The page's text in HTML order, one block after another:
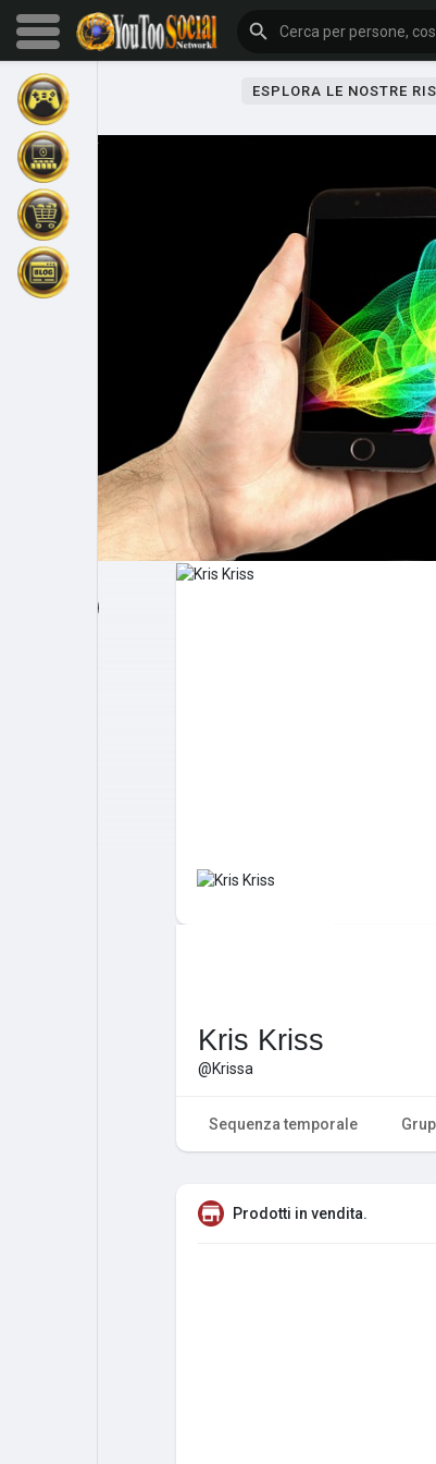
Sfoglia gli eventi
Esplorare
Post popolari Giochi
ESPLORA LE NOSTRE
Kris Kriss
@Krissa
Sequenza temporale
Prodotti in vendita.